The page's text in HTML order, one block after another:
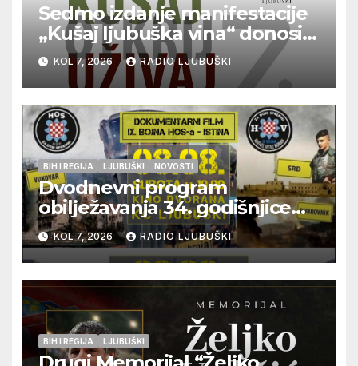
Sedmo izdanje manifestacije
„Kušaj ljubuška vina“ donosi
vrhunska vina, gastronomiju i
glazbu
KOL 7, 2026 RADIO LJUBUŠKI
BIH I REGIJA LJUBUŠKI NOVOSTI
Dvodnevni program
obilježavanja 34. godišnjice
pogibije generala Blaža
Kraljevića i osmorice
pripadnika HOS-a
KOL 7, 2026 RADIO LJUBUŠKI
BIH I REGIJA LJUBUŠKI